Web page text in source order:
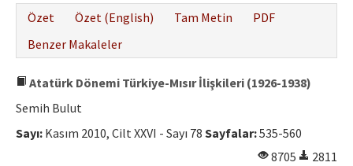
Özet
Özet (English) Tam Metin
PDF
Benzer Makaleler
Atatürk Dönemi Türkiye-Mısır İlişkileri (1926-1938)
Semih Bulut
Sayı: Kasım 2010, Cilt XXVI - Sayı 78 Sayfalar:535-560
8705
2811